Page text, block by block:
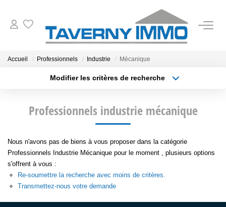
ESTIMATION
OUTILS
NOTRE AGENCE
CONTACT
Accueil Professionnels Industrie Mécanique
Modifier les critères de recherche
Type de bien
Budget max Plus de critères
Professionnels industrie mécanique
Nous n'avons pas de biens à vous proposer dans la catégorie
Professionnels Industrie Mécanique pour le moment , plusieurs options
s'offrent à vous :
Re-soumettre la recherche avec moins de critères.
Transmettez-nous votre demande